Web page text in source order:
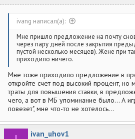
ivang написал(а):
Мне пришло предложение на почту
через пару дней после закрытия
пустой несколько месяцев). Жене при
приходило ничего.
Мне тоже приходило предложение в
откройте счет под высокий процент, но
траты для повышения ставки, в
чего, а вот в МБ упоминание было... А
повезет", мне что-то не хотелось...
ivan_uhov1